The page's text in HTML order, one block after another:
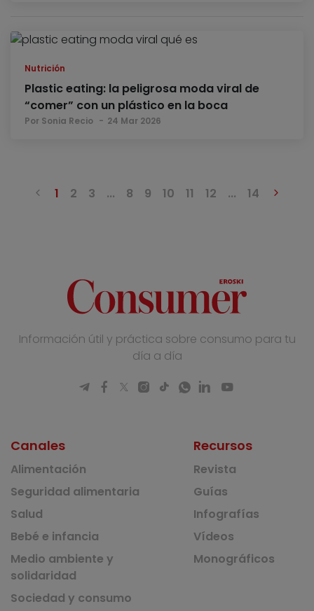
Nutrición
Plastic eating: la peligrosa moda viral de
“comer” con un plástico en la boca
Por Sonia Recio 24 Mar 2026
Anterior
1 2 3 ... 8 9 10 11 12 ... 14
Información útil y práctica sobre consumo para tu
día a día
Canales
Alimentación
Seguridad alimentaria
Salud
Bebé e infancia
Medio ambiente y
solidaridad
Sociedad y consumo
Recursos
Revista
Guías
Infografías
Vídeos
Monográficos